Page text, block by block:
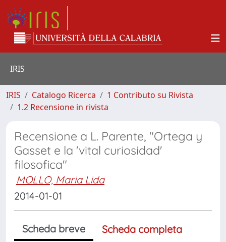
IRIS
IRIS Catalogo Ricerca
1 Contributo su Rivista
1.2 Recensione in rivista
Recensione a L. Parente, "Ortega y
Gasset e la 'vital curiosidad'
filosofica"
MOLLO, Maria Lida
2014-01-01
Scheda breve
Scheda completa